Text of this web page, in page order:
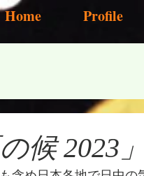
Home Profile
候 2023」